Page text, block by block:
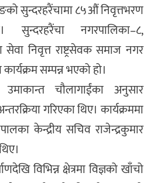
सुन्दरहरैंचामा ८५औं निवृत्तभरण
नगरपालिका–८,
निवृत्त राष्ट्रसेवक समाज नगर
सम्पन्न भएको हो।
चौलागाईंका अनुसार
गरिएका थिए। कार्यक्रममा
केन्द्रीय सचिव राजेन्द्रकुमार
विभिन्न क्षेत्रमा विज्ञको खाँचो